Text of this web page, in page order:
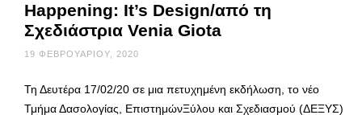
Happening: It’s Design/από τη
Σχεδιάστρια Venia Giota
19 ΦΕΒΡΟΥΑΡΊΟΥ, 2020
Τη Δευτέρα 17/02/20 σε μια πετυχημένη εκδήλωση, το νέο
Τμήμα Δασολογίας, ΕπιστημώνΞύλου και Σχεδιασμού (ΔΕΞΥΣ)